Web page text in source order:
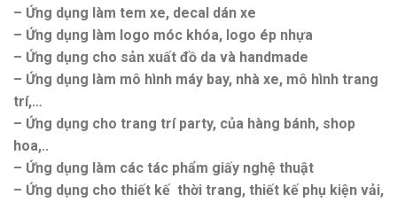
– Ứng dụng làm tem xe, decal dán xe
– Ứng dụng làm logo móc khóa, logo ép nhựa
– Ứng dụng cho sản xuất đồ da và handmade
– Ứng dụng làm mô hình máy bay, nhà xe, mô hình trang
trí,…
– Ứng dụng cho trang trí party, của hàng bánh, shop
hoa,..
– Ứng dụng làm các tác phẩm giấy nghệ thuật
– Ứng dụng cho thiết kế thời trang, thiết kế phụ kiện vải,